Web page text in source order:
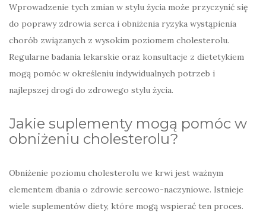
Wprowadzenie tych zmian w stylu życia może przyczynić się
do poprawy zdrowia serca i obniżenia ryzyka wystąpienia
chorób związanych z wysokim poziomem cholesterolu.
Regularne badania lekarskie oraz konsultacje z dietetykiem
mogą pomóc w określeniu indywidualnych potrzeb i
najlepszej drogi do zdrowego stylu życia.
Jakie suplementy mogą pomóc w
obniżeniu cholesterolu?
Obniżenie poziomu cholesterolu we krwi jest ważnym
elementem dbania o zdrowie sercowo-naczyniowe. Istnieje
wiele suplementów diety, które mogą wspierać ten proces.